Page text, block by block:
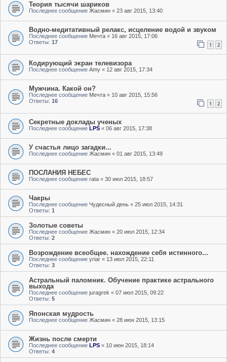
Теория тысячи шариков
Последнее сообщение Жасмин « 23 авг 2015, 13:40
Водно-медитативный релакс, исцеление водой и звуком
Последнее сообщение Мечта « 16 авг 2015, 17:06
Ответы: 17 1 2
Кодирующий экран телевизора
Последнее сообщение Amy « 12 авг 2015, 17:34
Мужчина. Какой он?
Последнее сообщение Мечта « 10 авг 2015, 15:56
Ответы: 16 1 2
Секретные доклады ученых
Последнее сообщение LPS « 06 авг 2015, 17:38
У счастья лицо загадки...
Последнее сообщение Жасмин « 01 авг 2015, 13:49
ПОСЛАНИЯ НЕБЕС
Последнее сообщение rata « 30 июл 2015, 18:57
Чакры
Последнее сообщение Чудесный день « 25 июл 2015, 14:31
Ответы: 1
Золотые советы
Последнее сообщение Жасмин « 20 июл 2015, 12:34
Ответы: 2
Возрождение всеобщее. нахождение себя истинного...
Последнее сообщение yriar « 13 июл 2015, 22:11
Ответы: 3
Астральный паломник. Обучение практике астрального
выхода
Последнее сообщение juragrek « 07 июл 2015, 09:22
Ответы: 5
Японская мудрость
Последнее сообщение Жасмин « 28 июн 2015, 13:15
Жизнь после смерти
Последнее сообщение LPS « 10 июн 2015, 18:14
Ответы: 4